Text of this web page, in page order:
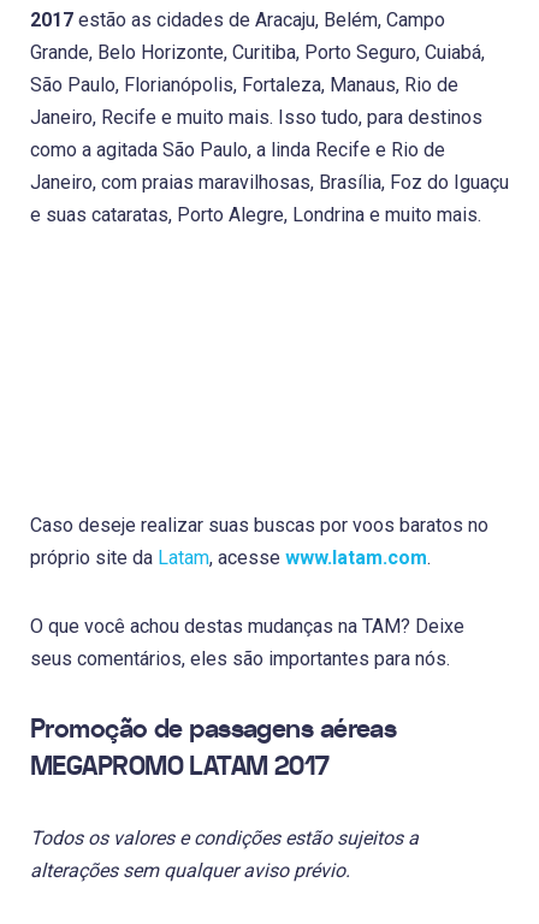
2017 estão as cidades de Aracaju, Belém, Campo
Grande, Belo Horizonte, Curitiba, Porto Seguro, Cuiabá,
São Paulo, Florianópolis, Fortaleza, Manaus, Rio de
Janeiro, Recife e muito mais. Isso tudo, para destinos
como a agitada São Paulo, a linda Recife e Rio de
Janeiro, com praias maravilhosas, Brasília, Foz do Iguaçu
e suas cataratas, Porto Alegre, Londrina e muito mais.
Caso deseje realizar suas buscas por voos baratos no
próprio site da Latam, acesse www.latam.com.
O que você achou destas mudanças na TAM? Deixe
seus comentários, eles são importantes para nós.
Promoção de passagens aéreas
MEGAPROMO LATAM 2017
Todos os valores e condições estão sujeitos a
alterações sem qualquer aviso prévio.